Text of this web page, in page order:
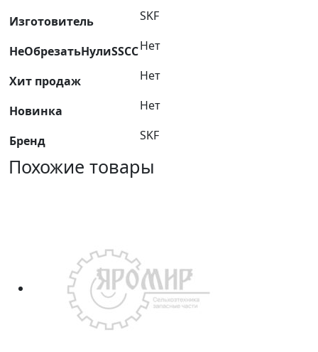
Изготовитель SKF
НеОбрезатьНулиSSCCНет
Хит продаж Нет
Новинка Нет
Бренд SKF
Похожие товары